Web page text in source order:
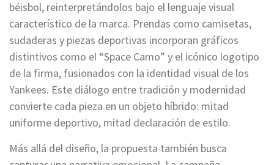
béisbol, reinterpretándolos bajo el lenguaje visual
característico de la marca. Prendas como camisetas,
sudaderas y piezas deportivas incorporan gráficos
distintivos como el “Space Camo” y el icónico logotipo
de la firma, fusionados con la identidad visual de los
Yankees. Este diálogo entre tradición y modernidad
convierte cada pieza en un objeto híbrido: mitad
uniforme deportivo, mitad declaración de estilo.
Más allá del diseño, la propuesta también busca